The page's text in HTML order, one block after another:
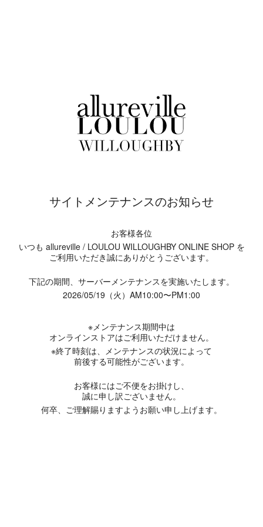
サイトメンテナンスのお知らせ
お客様各位
いつも allureville / LOULOU WILLOUGHBY ONLINE SHOP を
ご利用いただき誠にありがとうございます。
下記の期間、サーバーメンテナンスを実施いたします。
2026/05/19（火）AM10:00〜PM1:00
※メンテナンス期間中は
オンラインストアはご利用いただけません。
※終了時刻は、メンテナンスの状況によって
前後する可能性がございます。
お客様にはご不便をお掛けし、
誠に申し訳ございません。
何卒、ご理解賜りますようお願い申し上げます。